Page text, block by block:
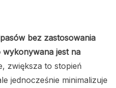
bez zastosowania
jest na
zwiększa to stopień
jednocześnie minimalizuje